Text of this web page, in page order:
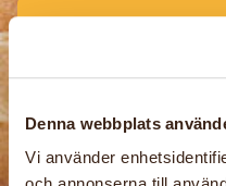
Denna webbplats
Vi använder